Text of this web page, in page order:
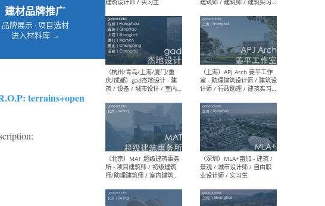
建材品牌推广
品牌展示 · 项目选材
进入材料库 →
terrains+open
（深圳）一乘建筑 - 空间设计
师 / 助理空间设计师 / 助理
建筑设计师 / 实习生
（杭州/青岛/上海/厦门/重
庆/成都）gad杰地设计 - 建
筑 / 设备 / 城市设计 / 室内 /
幕墙 / BIM / 成本 / 工程 / 运
营 / 品牌 / 观点views / 实习
等